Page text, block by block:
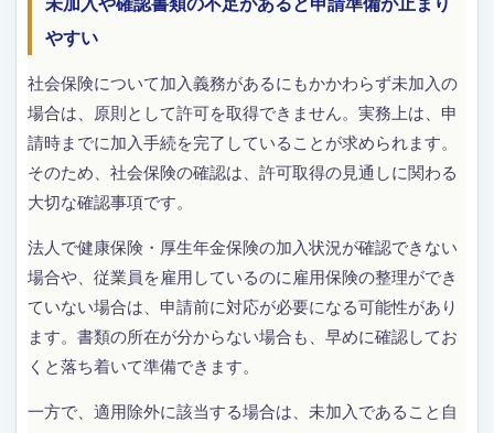
やすい
社会保険について加入義務があるにもかかわらず未加入の
場合は、原則として許可を取得できません。実務上は、申
請時までに加入手続を完了していることが求められます。
そのため、社会保険の確認は、許可取得の見通しに関わる
大切な確認事項です。
法人で健康保険・厚生年金保険の加入状況が確認できない
場合や、従業員を雇用しているのに雇用保険の整理ができ
ていない場合は、申請前に対応が必要になる可能性があり
ます。書類の所在が分からない場合も、早めに確認してお
くと落ち着いて準備できます。
一方で、適用除外に該当する場合は、未加入であること自